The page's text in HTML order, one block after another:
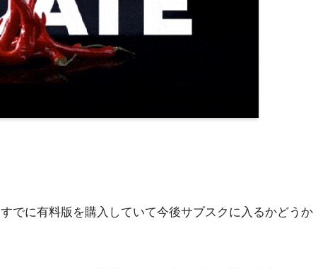
でに有料版を購入していて今後サブスクに入るかどうか